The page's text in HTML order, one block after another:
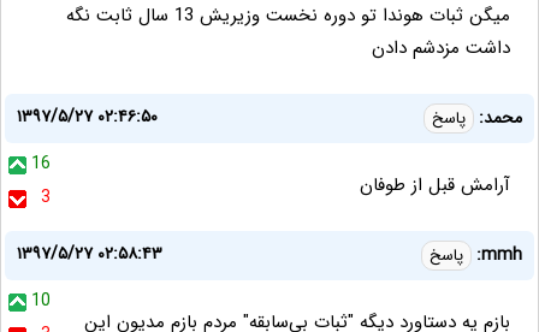
میگن ثبات هوندا تو دوره نخست وزیریش 13 سال ثابت نگه
داشت مزدشم دادن
محمد: پاسخ
۱۳۹۷/۵/۲۷ ۰۲:۴۶:۵۰
16
3
آرامش قبل از طوفان
mmh: پاسخ
۱۳۹۷/۵/۲۷ ۰۲:۵۸:۴۳
10
بازم یه دستاورد دیگه "ثبات بی‌سابقه" مردم بازم مدیون این